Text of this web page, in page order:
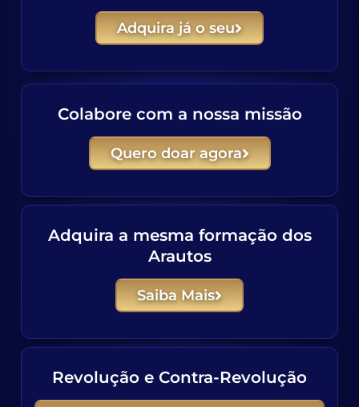
Adquira já o seu
Colabore com a nossa missão
Quero doar agora
Adquira a mesma formação dos
Arautos
Saiba Mais
Revolução e Contra-Revolução